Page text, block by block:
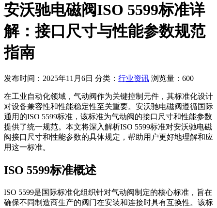
安沃驰电磁阀ISO 5599标准详
解：接口尺寸与性能参数规范
指南
发布时间：2025年11月6日 分类： 行业资讯 浏览量：600
在工业自动化领域，气动阀作为关键控制元件，其标准化设计
对设备兼容性和性能稳定性至关重要。安沃驰电磁阀遵循国际
通用的ISO 5599标准，该标准为气动阀的接口尺寸和性能参数
提供了统一规范。本文将深入解析ISO 5599标准对安沃驰电磁
阀接口尺寸和性能参数的具体规定，帮助用户更好地理解和应
用这一标准。
ISO 5599标准概述
ISO 5599是国际标准化组织针对气动阀制定的核心标准，旨在
确保不同制造商生产的阀门在安装和连接时具有互换性。该标